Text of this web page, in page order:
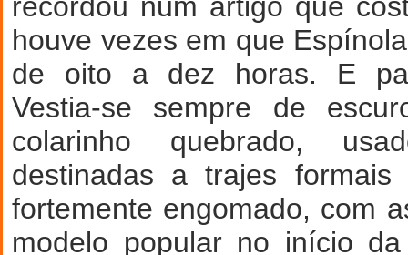
houve vezes em que
de oito a dez horas. E
Vestia-se sempre de
colarinho quebrado,
destinadas a trajes
fortemente engomado, com
modelo popular no início